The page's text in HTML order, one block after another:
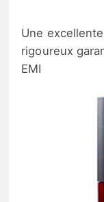
Une
rigoureux
EMI